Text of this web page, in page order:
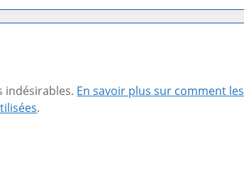
indésirables. En savoir plus sur comment les
.